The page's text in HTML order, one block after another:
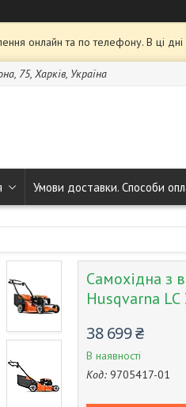
онлайн та по телефону. В ці
75, Харків, Україна
Умови доставки. Способи
Самохідна з
Husqvarna LC
38 699 ₴
В наявності
Код: 9705417-01